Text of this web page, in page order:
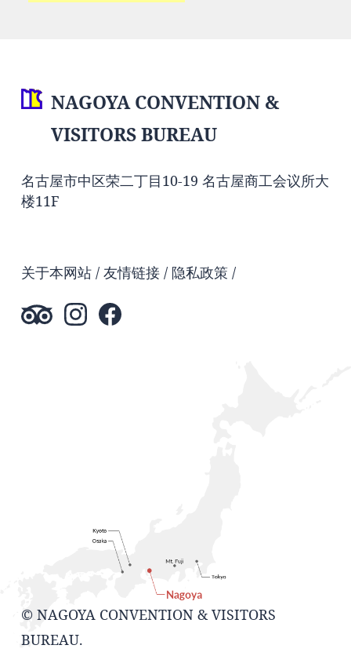
NAGOYA CONVENTION &
VISITORS BUREAU
名古屋市中区荣二丁目10-19 名古屋商工会议所大
楼11F
关于本网站 友情链接 隐私政策
© NAGOYA CONVENTION & VISITORS
BUREAU.